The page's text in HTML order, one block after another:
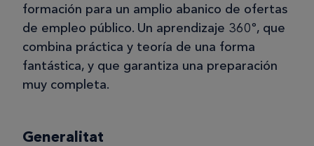
formación para un amplio abanico de ofertas
de empleo público. Un aprendizaje 360º, que
combina práctica y teoría de una forma
fantástica, y que garantiza una preparación
muy completa.
Generalitat